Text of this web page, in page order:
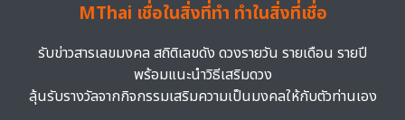
MThai เชื่อในสิ่งที่ทำ ทำในสิ่งที่เชื่อ
รับข่าวสารเลขมงคล สถิติเลขดัง ดวงรายวัน รายเดือน รายปี
พร้อมแนะนำวิธีเสริมดวง
ลุ้นรับรางวัลจากกิจกรรมเสริมความเป็นมงคลให้กับตัวท่านเอง